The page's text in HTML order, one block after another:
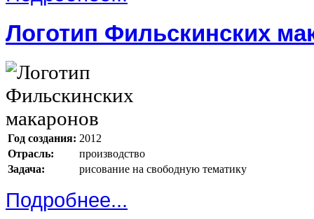
Логотип Фильскинских
Год создания: 2012
Отрасль:
производство
Задача:
рисование на свободную тематику
Подробнее...